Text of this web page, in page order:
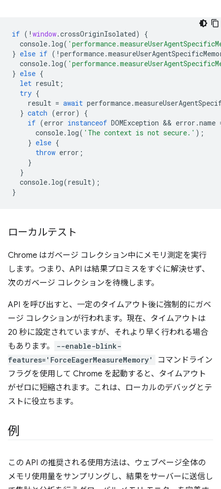
if ( ! window.crossOriginIsolated)
{
console. log(
} else if ( ! performance.
console. log(
} else {
let result ;
try {
result = await performance.
} catch (error)
{
if (error instanceof DOMException && error .name
console. log( 'The context is not secure.' );
} else {
throw error ;
}
}
console. log(result);
}
ローカルテスト
Chrome はガベージ コレクション中にメモリ測定を実行
します。つまり、API は結果プロミスをすぐに解決せず、
次のガベージ コレクションを待機します。
API を呼び出すと、一定のタイムアウト後に強制的にガベ
ージ コレクションが行われます。現在、タイムアウトは
20 秒に設定されていますが、それより早く行われる場合
もあります。
--enable-blink-
features='ForceEagerMeasureMemory'
コマンドライン
フラグを使用して Chrome を起動すると、タイムアウト
がゼロに短縮されます。これは、ローカルのデバッグとテ
ストに役立ちます。
例
この API の推奨される使用方法は、ウェブページ全体の
メモリ使用量をサンプリングし、結果をサーバーに送信し